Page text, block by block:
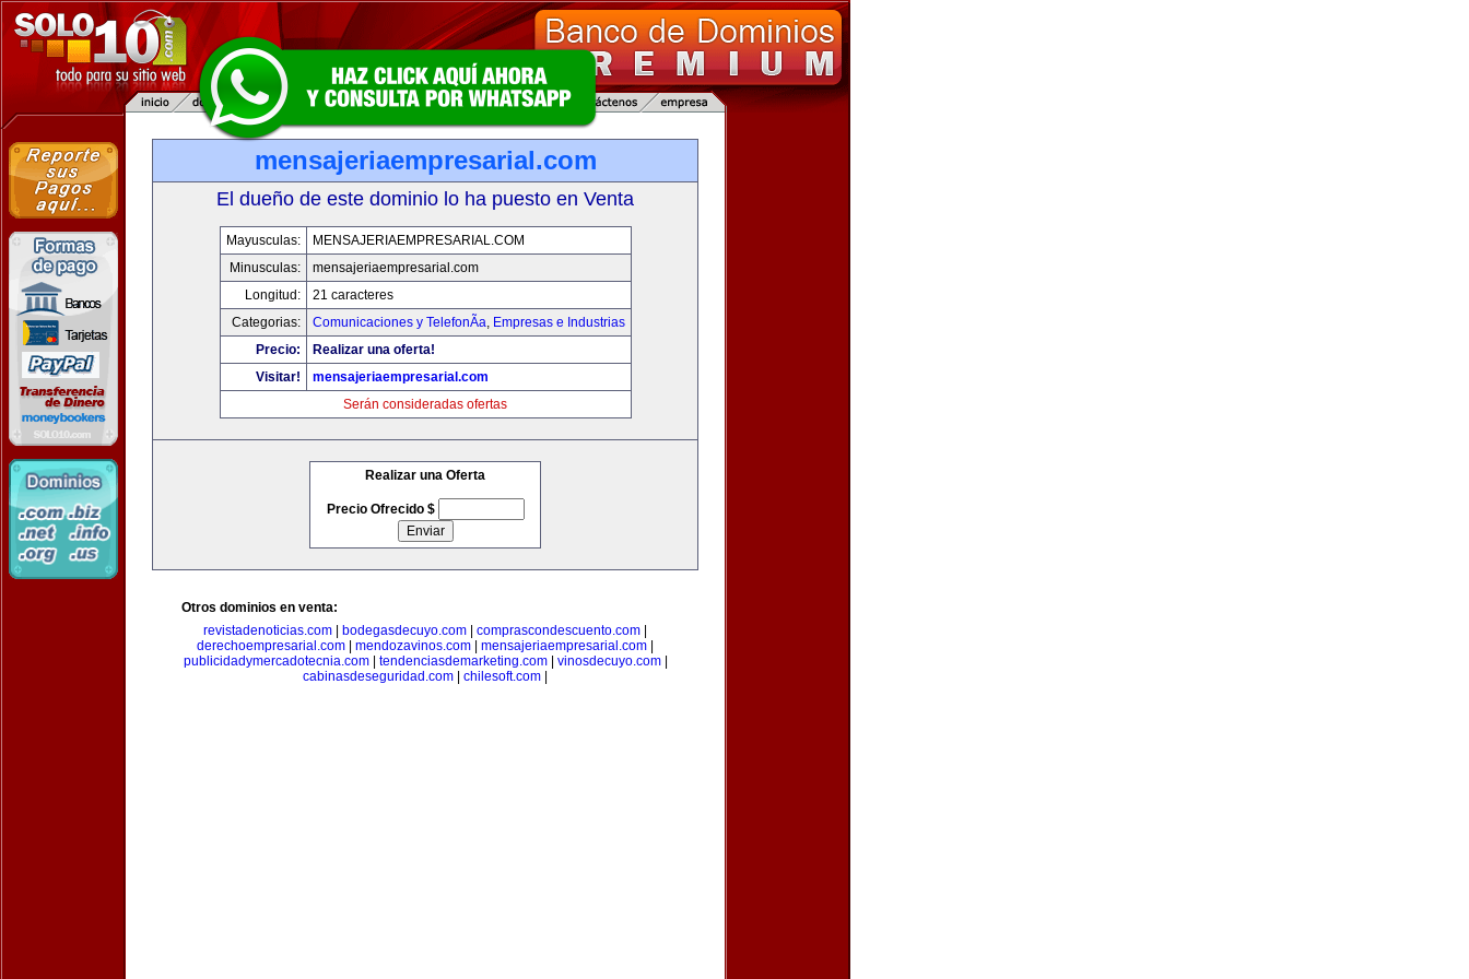
mensajeriaempresarial.com
El dueño de este dominio lo ha puesto en Venta
Mayusculas:
MENSAJERIAEMPRESARIAL.COM
Minusculas:
mensajeriaempresarial.com
Longitud:
21 caracteres
Categorias:
Comunicaciones y TelefonÃ­a, Empresas e Industrias
Precio:
Realizar una oferta!
Visitar!
mensajeriaempresarial.com
Serán consideradas ofertas
Realizar una Oferta
Precio Ofrecido $
Otros dominios en venta:
revistadenoticias.com
bodegasdecuyo.com comprascondescuento.com
derechoempresarial.com
mendozavinos.com mensajeriaempresarial.com
publicidadymercadotecnia.com| tendenciasdemarketing.com| vinosdecuyo.com|
cabinasdeseguridad.com
chilesoft.com